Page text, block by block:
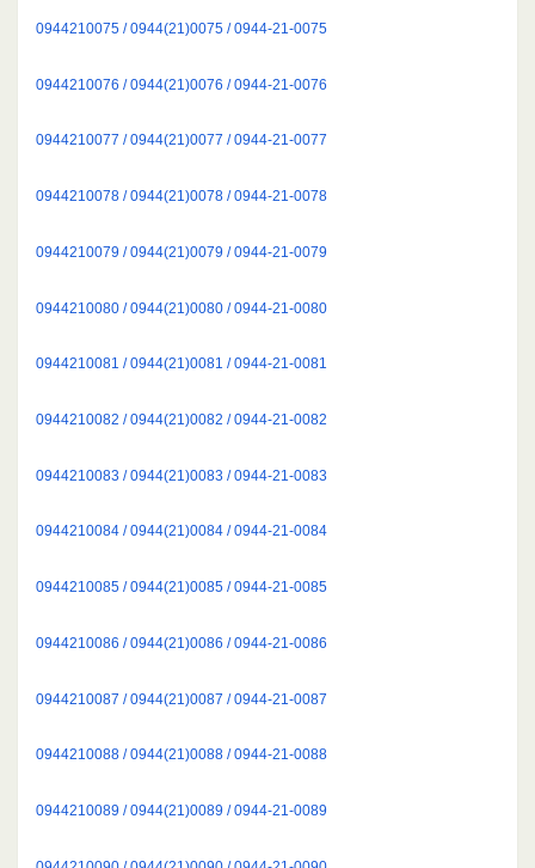
0944210075 / 0944(21)0075 / 0944-21-0075
0944210076 / 0944(21)0076 / 0944-21-0076
0944210077 / 0944(21)0077 / 0944-21-0077
0944210078 / 0944(21)0078 / 0944-21-0078
0944210079 / 0944(21)0079 / 0944-21-0079
0944210080 / 0944(21)0080 / 0944-21-0080
0944210081 / 0944(21)0081 / 0944-21-0081
0944210082 / 0944(21)0082 / 0944-21-0082
0944210083 / 0944(21)0083 / 0944-21-0083
0944210084 / 0944(21)0084 / 0944-21-0084
0944210085 / 0944(21)0085 / 0944-21-0085
0944210086 / 0944(21)0086 / 0944-21-0086
0944210087 / 0944(21)0087 / 0944-21-0087
0944210088 / 0944(21)0088 / 0944-21-0088
0944210089 / 0944(21)0089 / 0944-21-0089